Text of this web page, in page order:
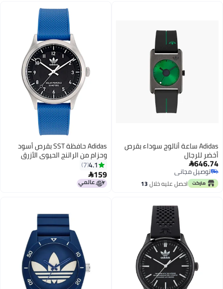
Adidas ساعة أنالوج سوداء بقرص
أخضر للرجال
646.74
توصيل مجاني
توصيل مجانياحصل عليه خلال13
Adidas حافظة SST بقرص أسود
وحزام من الراتنج الحيوي الأزرق
الداكن
4.1
7
159